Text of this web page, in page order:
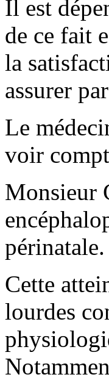
Il est
de ce fait
la
assurer
Le
voir
Monsieur
périnatale.
Cette
lourdes